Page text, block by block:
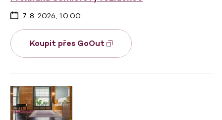
7. 8. 2026, 10:00
Koupit přes GoOut